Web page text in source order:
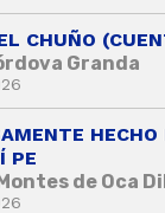
CHUÑO
Granda
HECHO
PE
de Oca